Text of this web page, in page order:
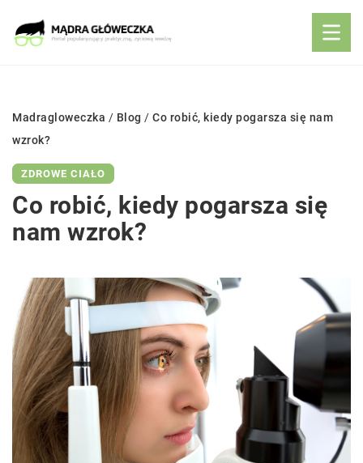
Madragloweczka / Blog / Co robić, kiedy pogarsza się nam
wzrok?
ZDROWE CIAŁO
Co robić, kiedy pogarsza się
nam wzrok?